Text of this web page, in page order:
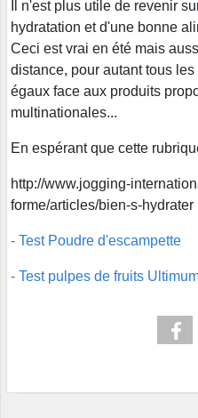
Il n'est plus utile de revenir
hydratation et d'une bonne
Ceci est vrai en été mais
distance, pour autant tous
égaux face aux produits
multinationales...
En espérant que cette
http://www.jogging-
forme/articles/bien-s-hydrater
- Test Poudre d'escampette
- Test pulpes de fruits